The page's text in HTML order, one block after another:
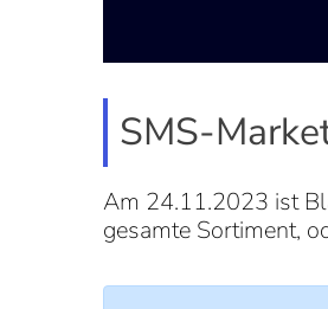
SMS-
Am 24.11.2023 ist
gesamte Sortiment,